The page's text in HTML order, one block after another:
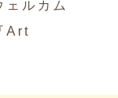
ェルカム
Art